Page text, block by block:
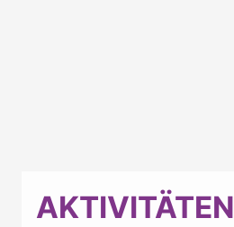
AKTIVITÄTEN